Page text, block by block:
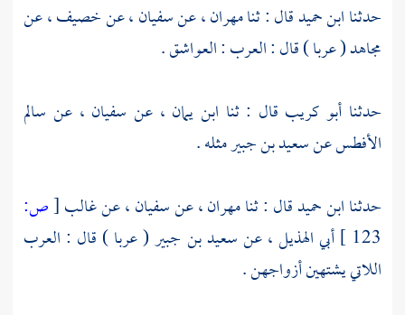
حدثناابن حميدقال : ثنامهران، عنسفيان، عنخصيف، عن
مجاهد( عربا ) قال : العرب : العواشق .
حدثنا أبو كريب قال : ثنا ابن يمان ، عن سفيان ، عن سالم
الأفطسعنسعيد بن جبيرمثله .
حدثناابن حميدقال : ثنامهران، عنسفيان، عنغالب[ص:
123 ] أبي الهذيل، عنسعيد بن جبير( عربا ) قال : العرب
اللاتي يشتهين أزواجهن .